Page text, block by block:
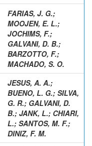
FARIAS, J. G.;
MOOJEN, E. L.;
JOCHIMS, F.;
GALVANI, D. B.;
BARZOTTO, F.;
MACHADO, S. O.
JESUS, A. A.;
BUENO, L. G.; SILVA,
G. R.; GALVANI, D.
B.; JANK, L.; CHIARI,
L.; SANTOS, M. F.;
DINIZ, F. M.